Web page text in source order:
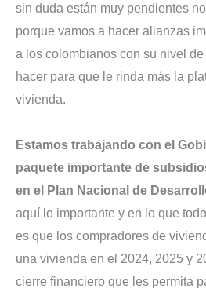
sin duda están muy pendientes
porque vamos a hacer alianzas
a los colombianos con su nivel
hacer para que le rinda más la
vivienda.
Estamos trabajando con el
paquete importante de
en el Plan Nacional de
aquí lo importante y en lo que
es que los compradores de
una vivienda en el 2024, 2025 y
cierre financiero que les permita